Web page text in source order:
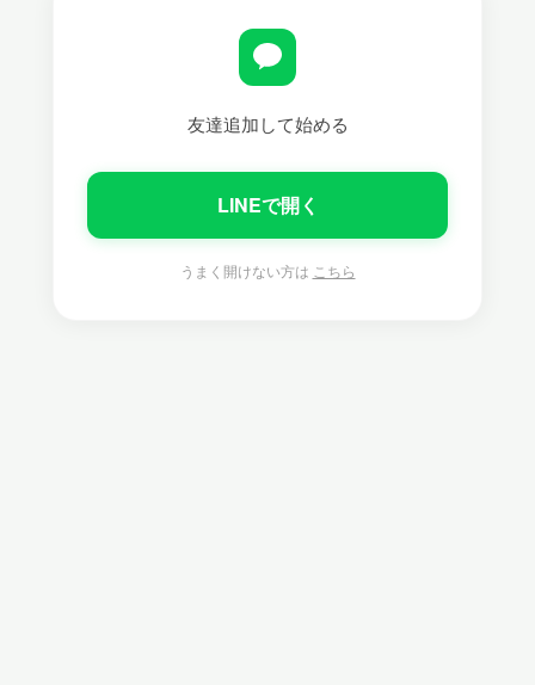
友達追加して始める
LINEで開く
うまく開けない方は こちら